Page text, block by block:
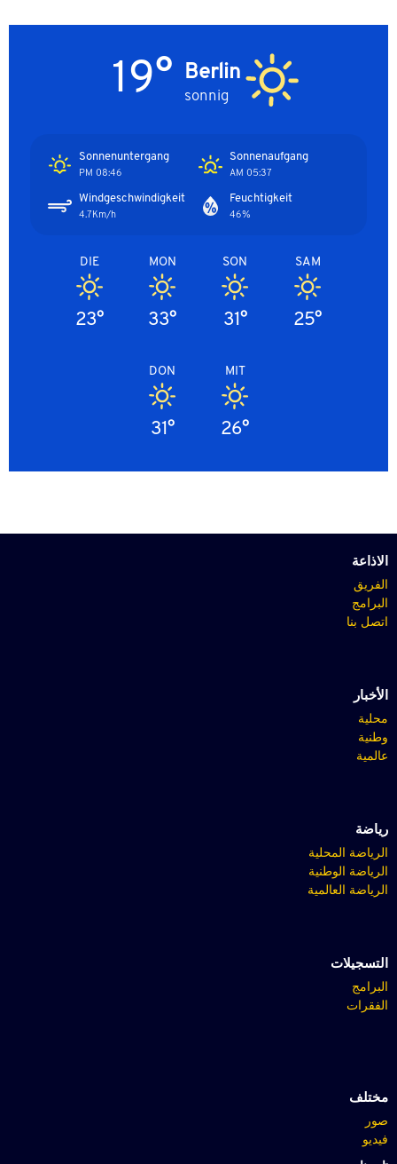
Berlin
sonnig
19°
Sonnenaufgang
05:37 AM
Sonnenuntergang
08:46 PM
Feuchtigkeit
46%
Windgeschwindigkeit
4.7Km/h
SAM
25°
SON
31°
MON
33°
DIE
23°
MIT
26°
DON
31°
الاذاعة
الفريق
البرامج
اتصل بنا
الأخبار
محلية
وطنية
عالمية
رياضة
الرياضة المحلية
الرياضة الوطنية
الرياضة العالمية
التسجيلات
البرامج
الفقرات
مختلف
صور
فيديو